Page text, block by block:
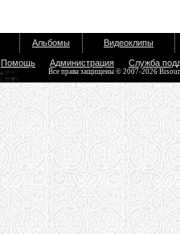
Альбомы Видеоклипы
Помощь Администрация Служба
Все права защищены © 2007-2026